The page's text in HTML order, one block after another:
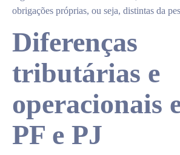
obrigações próprias, ou seja, distintas da
Diferenças
tributárias e
operacionais
PF e PJ